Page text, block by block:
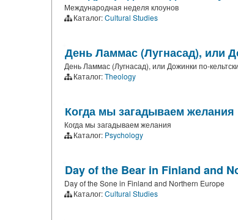
Международная неделя клоунов
Каталог:Cultural Studies
День Ламмас (Лугнасад), или
День Ламмас (Лугнасад), или Дожинки по-кельтски
Каталог:Theology
Когда мы загадываем желания
Когда мы загадываем желания
Каталог: Psychology
Day of the Bear in Finland and
Day of the Sone in Finland and Northern Europe
Каталог:Cultural Studies